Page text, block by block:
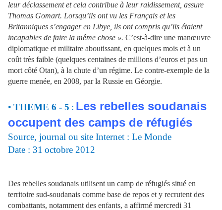
leur déclassement et cela contribue à leur raidissement, assure
Thomas Gomart. Lorsqu’ils ont vu les Français et les
Britanniques s’engager en Libye, ils ont compris qu’ils étaient
incapables de faire la même chose ». C’est-à-dire une manœuvre
diplomatique et militaire aboutissant, en quelques mois et à un
coût très faible (quelques centaines de millions d’euros et pas un
mort côté Otan), à la chute d’un régime. Le contre-exemple de la
guerre menée, en 2008, par la Russie en Géorgie.
• THEME 6 - 5 : Les rebelles soudanais
occupent des camps de réfugiés
Source, journal ou site Internet : Le Monde
Date : 31 octobre 2012
Des rebelles soudanais utilisent un camp de réfugiés situé en
territoire sud-soudanais comme base de repos et y recrutent des
combattants, notamment des enfants, a affirmé mercredi 31